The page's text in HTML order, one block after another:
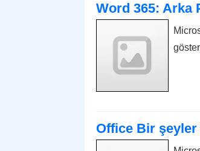
Word 365: Arka
Office Bir şeyler